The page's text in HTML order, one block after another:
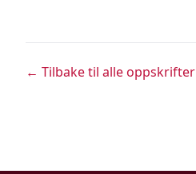
← Tilbake til alle oppskrifter